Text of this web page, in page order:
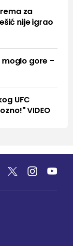
za
nije igrao
gore –
UFC
VIDEO